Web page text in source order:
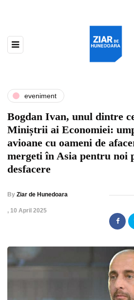
eveniment
Bogdan Ivan, unul dintre
Miniștrii ai Economiei:
avioane cu oameni de
mergeti în Asia pentru noi
desfacere
By Ziar de Hunedoara
, 10 April 2025